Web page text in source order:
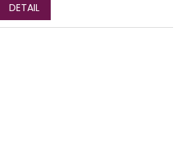
DETAIL